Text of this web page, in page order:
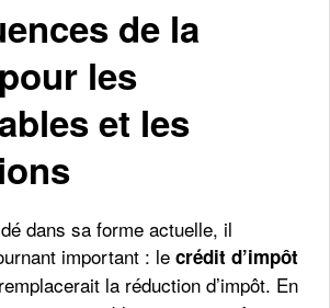
de la
les
et les
dans sa forme actuelle, il
important : lecrédit d’impôt
remplacerait la réduction d’impôt. En